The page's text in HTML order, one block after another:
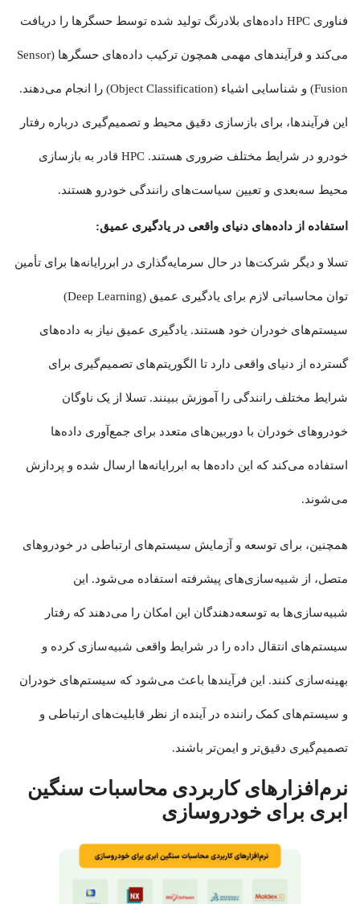
فناوری HPC داده‌های بلادرنگ تولید شده توسط حسگرها را دریافت
می‌کند و فرآیندهای مهمی همچون ترکیب داده‌های حسگرها (Sensor
Fusion) و شناسایی اشیاء (Object Classification) را انجام می‌دهند.
این فرآیندها، برای بازسازی دقیق محیط و تصمیم‌گیری درباره رفتار
خودرو در شرایط مختلف ضروری هستند. HPC قادر به بازسازی
محیط سه‌بعدی و تعیین سیاست‌های رانندگی خودرو هستند.
استفاده از داده‌های دنیای واقعی در یادگیری عمیق:
تسلا و دیگر شرکت‌ها در حال سرمایه‌گذاری در ابررایانه‌ها برای تأمین
توان محاسباتی لازم برای یادگیری عمیق (Deep Learning)
سیستم‌های خودران خود هستند. یادگیری عمیق نیاز به داده‌های
گسترده از دنیای واقعی دارد تا الگوریتم‌های تصمیم‌گیری برای
شرایط مختلف رانندگی را آموزش ببینند. تسلا از یک ناوگان
خودروهای خودران با دوربین‌های متعدد برای جمع‌آوری داده‌ها
استفاده می‌کند که این داده‌ها به ابررایانه‌ها ارسال شده و پردازش
می‌شوند.
همچنین، برای توسعه و آزمایش سیستم‌های ارتباطی در خودروهای
متصل، از شبیه‌سازی‌های پیشرفته استفاده می‌شود. این
شبیه‌سازی‌ها به توسعه‌دهندگان این امکان را می‌دهند که رفتار
سیستم‌های انتقال داده را در شرایط واقعی شبیه‌سازی کرده و
بهینه‌سازی کنند. این فرآیندها باعث می‌شود که سیستم‌های خودران
و سیستم‌های کمک راننده در آینده از نظر قابلیت‌های ارتباطی و
تصمیم‌گیری دقیق‌تر و ایمن‌تر باشند.
نرم‌افزارهای کاربردی محاسبات سنگین
ابری برای خودروسازی